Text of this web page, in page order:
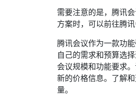
需要注意的是，腾讯
方案时，可以前往腾
腾讯会议作为一款功
自己的需求和预算选
会议规模和功能要求
新的价格信息。了解
量。